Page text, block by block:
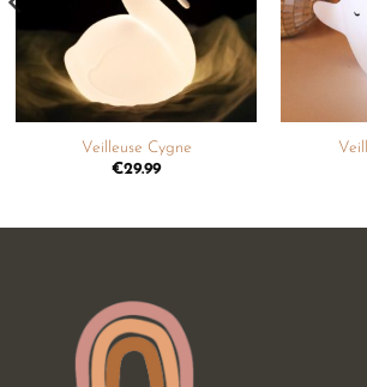
Veilleuse Cygne
€29.99